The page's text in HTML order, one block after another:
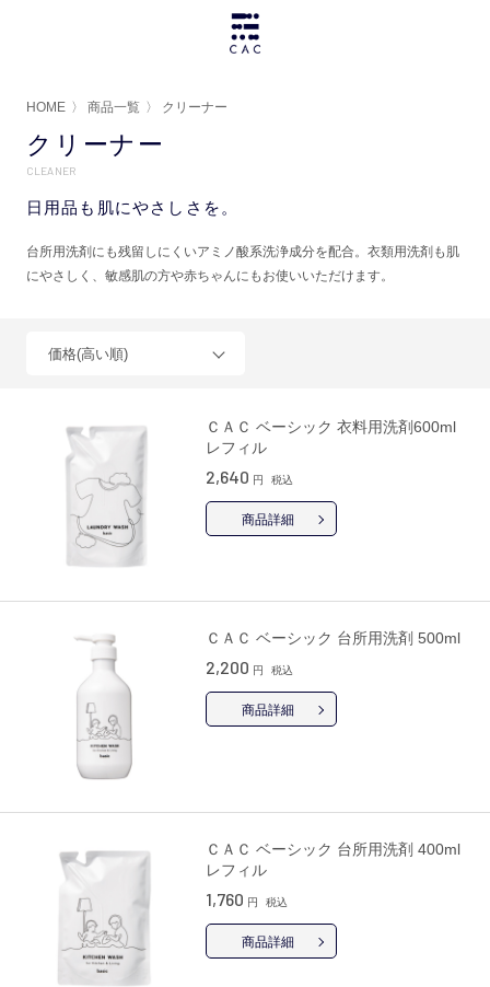
HOME 〉 商品一覧 〉 クリーナー
クリーナー
CLEANER
日用品も肌にやさしさを。
台所用洗剤にも残留しにくいアミノ酸系洗浄成分を配合。衣類用洗剤も肌
にやさしく、敏感肌の方や赤ちゃんにもお使いいただけます。
価格(高い順)
ＣＡＣ ベーシック 衣料用洗剤600ml
レフィル
2,640 円 税込
商品詳細
ＣＡＣ ベーシック 台所用洗剤 500ml
2,200 円 税込
商品詳細
ＣＡＣ ベーシック 台所用洗剤 400ml
レフィル
1,760 円 税込
商品詳細